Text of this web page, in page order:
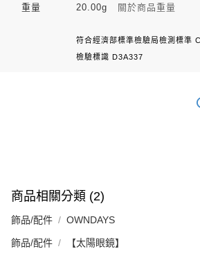
3.完整用戶服務條款，請詳閱以下連結：https://
客戶支援中心」
https://
１．透過由恩沛科技股份有限公司提供之「
易，需依本服務之必要範圍內提供個人資料，並
３．未成年的使用者請事先徵得法定代理人或監
４．使用「AFTEE先享後付」時，將依據個別帳
恩沛科技股份有限公司將有權停止該用戶之使用額
重量 20.00g 關於商品重量
符合經濟部標準檢驗局檢測標準
檢驗標識 D3A337
商品相關分類 (2)
飾品/配件 OWNDAYS
飾品/配件 【太陽眼鏡】